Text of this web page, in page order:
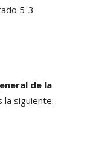
5-3
de la
la siguiente: